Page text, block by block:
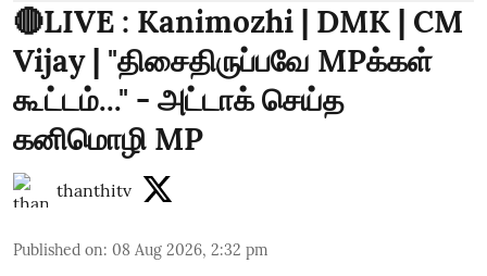
🔴LIVE : Kanimozhi | DMK | CM
Vijay | "திசைதிருப்பவே MPக்கள்
கூட்டம்..." - அட்டாக் செய்த
கனிமொழி MP
thanthitv
Published on: 08 Aug 2026, 2:32 pm